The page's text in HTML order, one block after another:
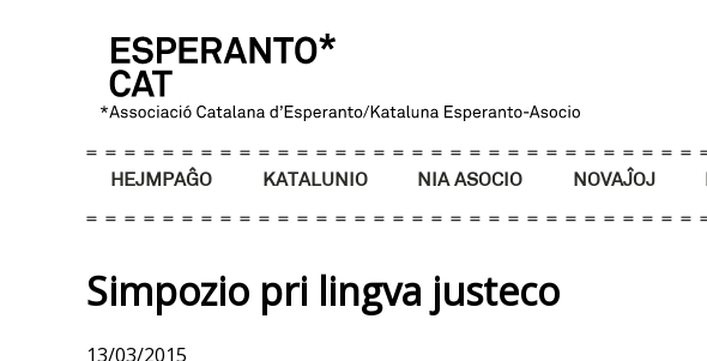
HEJMPAĜO KATALUNIO NIA ASOCIO NOVAĴOJ
Simpozio pri lingva justeco
13/03/2015